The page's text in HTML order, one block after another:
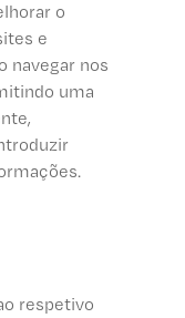
o
e
navegar nos
uma
respetivo